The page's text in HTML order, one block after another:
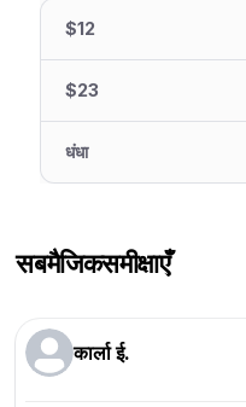
$12
$23
धंधा
सबमैजिकसमीक्षाएँ
कार्ला ई.